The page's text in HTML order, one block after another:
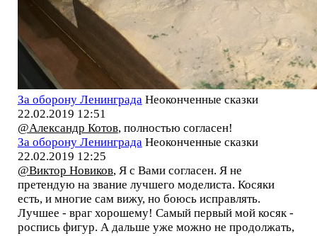
За оборону Ленинграда Неоконченные сказки
22.02.2019 12:51
@Александр Котов, полностью согласен!
За оборону Ленинграда Неоконченные сказки
22.02.2019 12:25
@Виктор Новиков, Я с Вами согласен. Я не
претендую на звание лучшего моделиста. Косяки
есть, и многие сам вижу, но боюсь исправлять.
Лучшее - враг хорошему! Самый первый мой косяк -
роспись фигур. А дальше уже можно не продолжать,